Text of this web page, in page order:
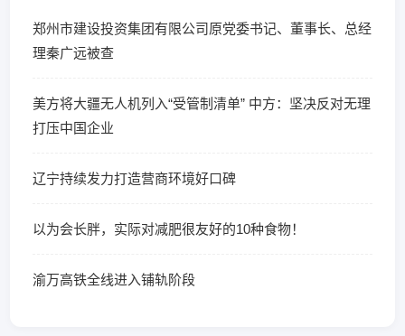
郑州市建设投资集团有限公司原党委书记、董事长、总经
理秦广远被查
美方将大疆无人机列入“受管制清单” 中方：坚决反对无理
打压中国企业
辽宁持续发力打造营商环境好口碑
以为会长胖，实际对减肥很友好的10种食物！
渝万高铁全线进入铺轨阶段